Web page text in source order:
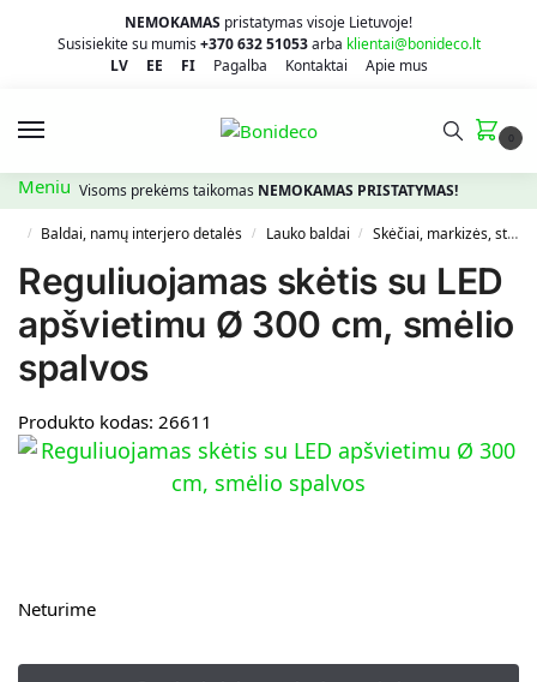
NEMOKAMAS pristatymas visoje Lietuvoje!
Susisiekite su mumis+370 632 51053arba klientai@bonideco.lt
LV
EE FI Pagalba Kontaktai Apie mus
Meniu
0
Visoms prekėms taikomas NEMOKAMAS PRISTATYMAS!
/ Baldai, namų interjero detalės / Lauko baldai / Skėčiai, markizės, stovai
Reguliuojamas skėtis su LED
apšvietimu Ø 300 cm, smėlio
spalvos
Produkto kodas: 26611
Neturime